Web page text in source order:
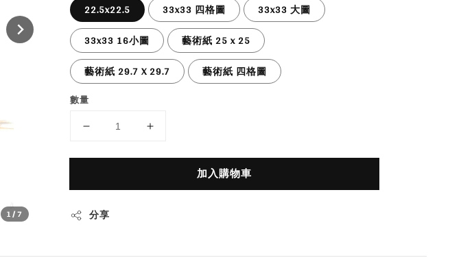
1/7
22.5x22.5 33x33 四格圖
33x33 大圖
33x33 16小圖
藝術紙 25 x 25
藝術紙 29.7 X 29.7
藝術紙 四格圖
數量
加入購物車
分享